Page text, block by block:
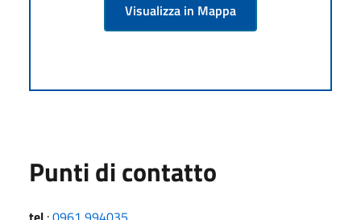
Visualizza in Mappa
Punti di contatto